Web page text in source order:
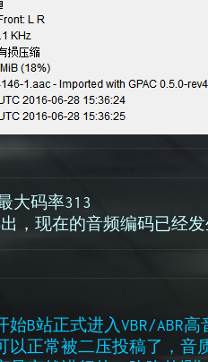
大码率313
，现在的音频编码已经
始B站正式进入VBR/ABR高
以正常被二压投稿了，音